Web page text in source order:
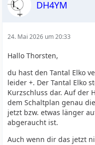
DH4YM
24. Mai 2026 um 20:33
Hallo Thorsten,
du hast den Tantal Elko
leider +. Der Tantal Elko
Kurzschluss dar. Auf der
dem Schaltplan genau
jetzt bzw. etwas länger
abgeraucht ist.
Auch wenn dir das jetzt